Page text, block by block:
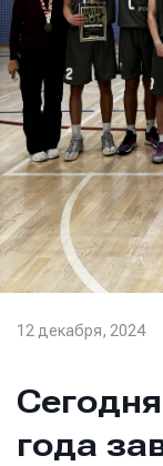
12 декабря, 2024
года